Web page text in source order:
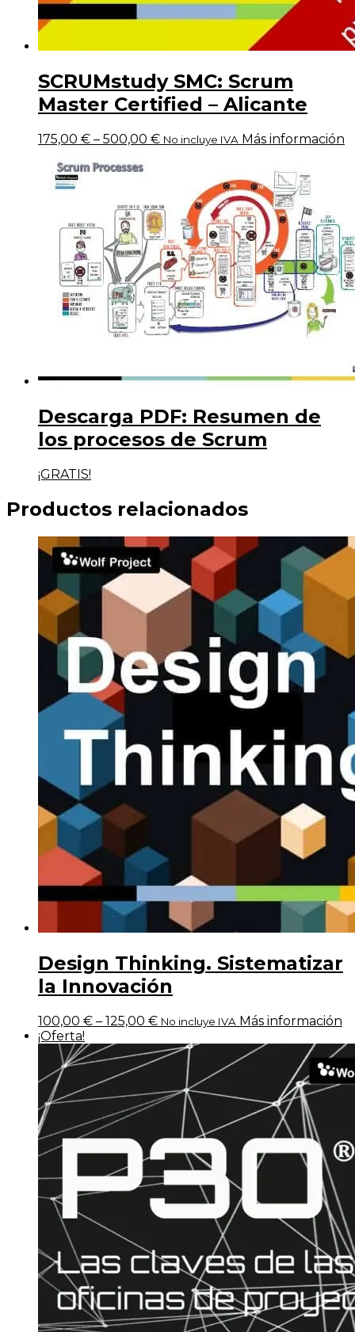
SCRUMstudy SMC: Scrum
Master Certified – Alicante
175,00 € – 500,00 € No incluye IVA Más información
Descarga PDF: Resumen de
los procesos de Scrum
¡GRATIS!
Productos relacionados
Design Thinking. Sistematizar
la Innovación
100,00 € – 125,00 € No incluye IVA Más información
¡Oferta!